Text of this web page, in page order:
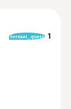
format_quote 1